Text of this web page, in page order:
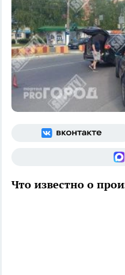
Что известно о